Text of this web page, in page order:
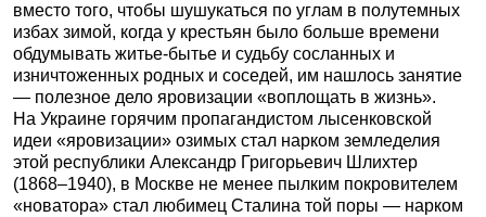
вместо того, чтобы шушукаться по углам в полутемных
избах зимой, когда у крестьян было больше времени
обдумывать житье-бытье и судьбу сосланных и
изничтоженных родных и соседей, им нашлось занятие
— полезное дело яровизации «воплощать в жизнь».
На Украине горячим пропагандистом лысенковской
идеи «яровизации» озимых стал нарком земледелия
этой республики Александр Григорьевич Шлихтер
(1868–1940), в Москве не менее пылким покровителем
«новатора» стал любимец Сталина той поры — нарком